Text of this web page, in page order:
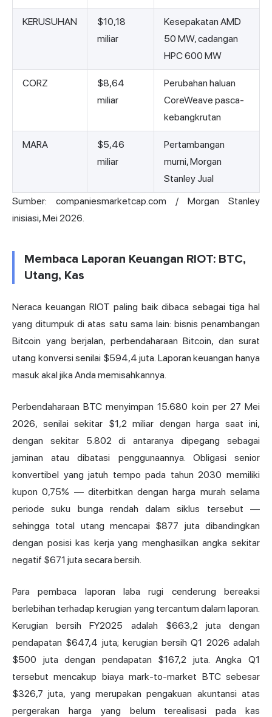
KERUSUHAN
$10,18
miliar
Kesepakatan AMD
50 MW, cadangan
HPC 600 MW
CORZ
$8,64
miliar
Perubahan haluan
CoreWeave pasca-
kebangkrutan
MARA
$5,46
miliar
Pertambangan
murni, Morgan
Stanley Jual
Sumber: companiesmarketcap.com / Morgan Stanley
inisiasi, Mei 2026.
Membaca Laporan Keuangan RIOT: BTC,
Utang, Kas
Neraca keuangan RIOT paling baik dibaca sebagai tiga hal
yang ditumpuk di atas satu sama lain: bisnis penambangan
Bitcoin yang berjalan, perbendaharaan Bitcoin, dan surat
utang konversi senilai $594,4 juta. Laporan keuangan hanya
masuk akal jika Anda memisahkannya.
Perbendaharaan BTC menyimpan 15.680 koin per 27 Mei
2026, senilai sekitar $1,2 miliar dengan harga saat ini,
dengan sekitar 5.802 di antaranya dipegang sebagai
jaminan atau dibatasi penggunaannya. Obligasi senior
konvertibel yang jatuh tempo pada tahun 2030 memiliki
kupon 0,75% — diterbitkan dengan harga murah selama
periode suku bunga rendah dalam siklus tersebut —
sehingga total utang mencapai $877 juta dibandingkan
dengan posisi kas kerja yang menghasilkan angka sekitar
negatif $671 juta secara bersih.
Para pembaca laporan laba rugi cenderung bereaksi
berlebihan terhadap kerugian yang tercantum dalam laporan.
Kerugian bersih FY2025 adalah $663,2 juta dengan
pendapatan $647,4 juta; kerugian bersih Q1 2026 adalah
$500 juta dengan pendapatan $167,2 juta. Angka Q1
tersebut mencakup biaya mark-to-market BTC sebesar
$326,7 juta, yang merupakan pengakuan akuntansi atas
pergerakan harga yang belum terealisasi pada kas